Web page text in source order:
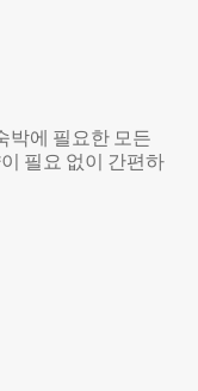
박에 필요한 모든
필요 없이 간편하